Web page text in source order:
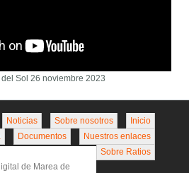
Sol 26 noviembre 2023
Inicio
Sobre nosotros
Noticias
Nuestros enlaces
Documentos
Sobre Ratios
de Marea de